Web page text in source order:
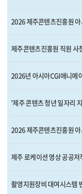
2026 제주콘텐츠진흥원
제주콘텐츠진흥원 직원 사
2026년 아시아CGI애니메
'제주 콘텐츠 청년 일자리
2026 제주콘텐츠진흥원
제주 로케이션 영상 공공
촬영지원장비 대여시스템